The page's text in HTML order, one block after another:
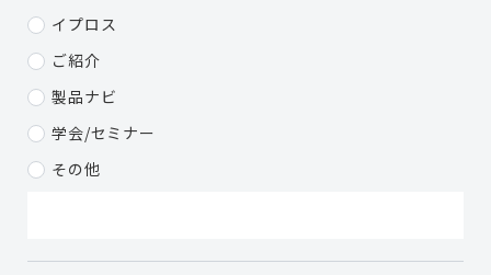
イプロス
ご紹介
製品ナビ
学会/セミナー
その他